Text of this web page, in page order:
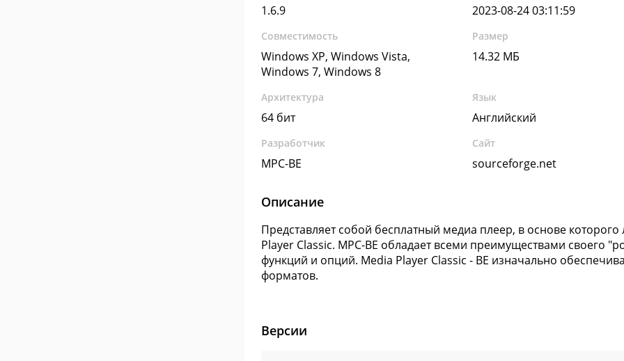
1.6.9 2023-08-24 03:11:59
Совместимость
Windows XP, Windows Vista,
Windows 7, Windows 8
Размер
14.32 МБ
Архитектура
64 бит
Язык
Английский
Разработчик
MPC-BE
Сайт
sourceforge.net
Описание
Представляет собой бесплатный медиа плеер, в основе
Player Classic. MPC-BE обладает всеми преимуществами своего
функций и опций. Media Player Classic - BE изначально
форматов.
Версии